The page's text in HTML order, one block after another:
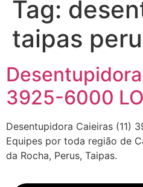
Tag:
taipas
3925-6000
Desentupidora Caieiras (11)
Equipes por toda região de
da Rocha, Perus, Taipas.